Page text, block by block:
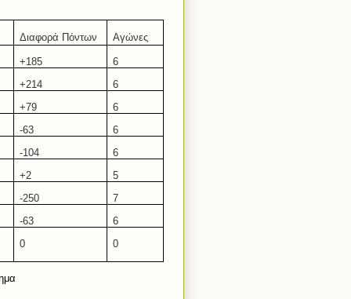
Διαφορά Πόντων Αγώνες
+185
6
+214
6
+79
6
-63
6
-104
6
+2
5
-250
7
-63
6
0 0